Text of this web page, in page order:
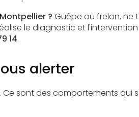
? Guêpe ou frelon, ne
le diagnostic et
14.
alerter
sont des comportements qui